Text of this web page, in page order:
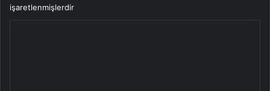
işaretlenmişlerdir